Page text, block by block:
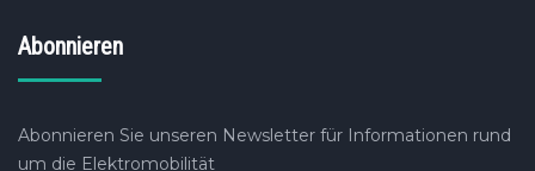
Abonnieren
Abonnieren Sie unseren Newsletter für Informationen rund
um die Elektromobilität